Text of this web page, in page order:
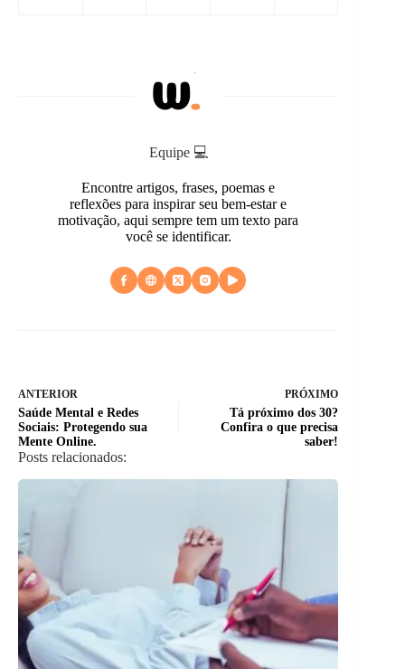
Equipe 💻
Encontre artigos, frases, poemas e
reflexões para inspirar seu bem-estar e
motivação, aqui sempre tem um texto para
você se identificar.
ANTERIOR
Saúde Mental e Redes
Sociais: Protegendo sua
Mente Online.
PRÓXIMO
Tá próximo dos 30?
Confira o que precisa
saber!
Posts relacionados: